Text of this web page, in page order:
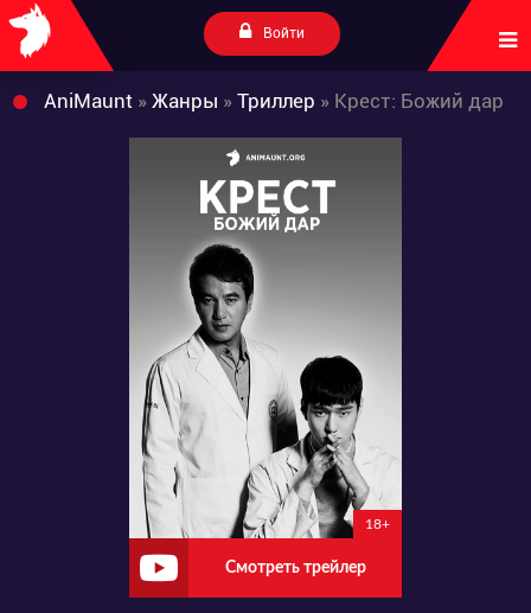
Войти
AniMaunt » Жанры » Триллер » Крест: Божий дар
18+
Смотреть трейлер